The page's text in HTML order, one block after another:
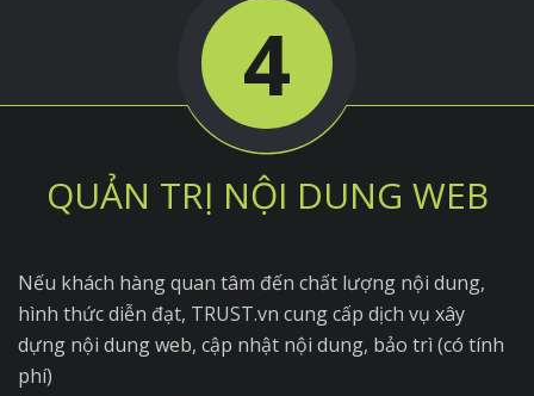
4
QUẢN TRỊ NỘI DUNG WEB
Nếu khách hàng quan tâm đến chất lượng nội dung,
hình thức diễn đạt, TRUST.vn cung cấp dịch vụ xây
dựng nội dung web, cập nhật nội dung, bảo trì (có tính
phí)